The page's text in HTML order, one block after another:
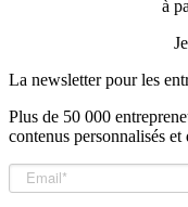
à
La newsletter pour les
Plus de 50 000
contenus personnalisés